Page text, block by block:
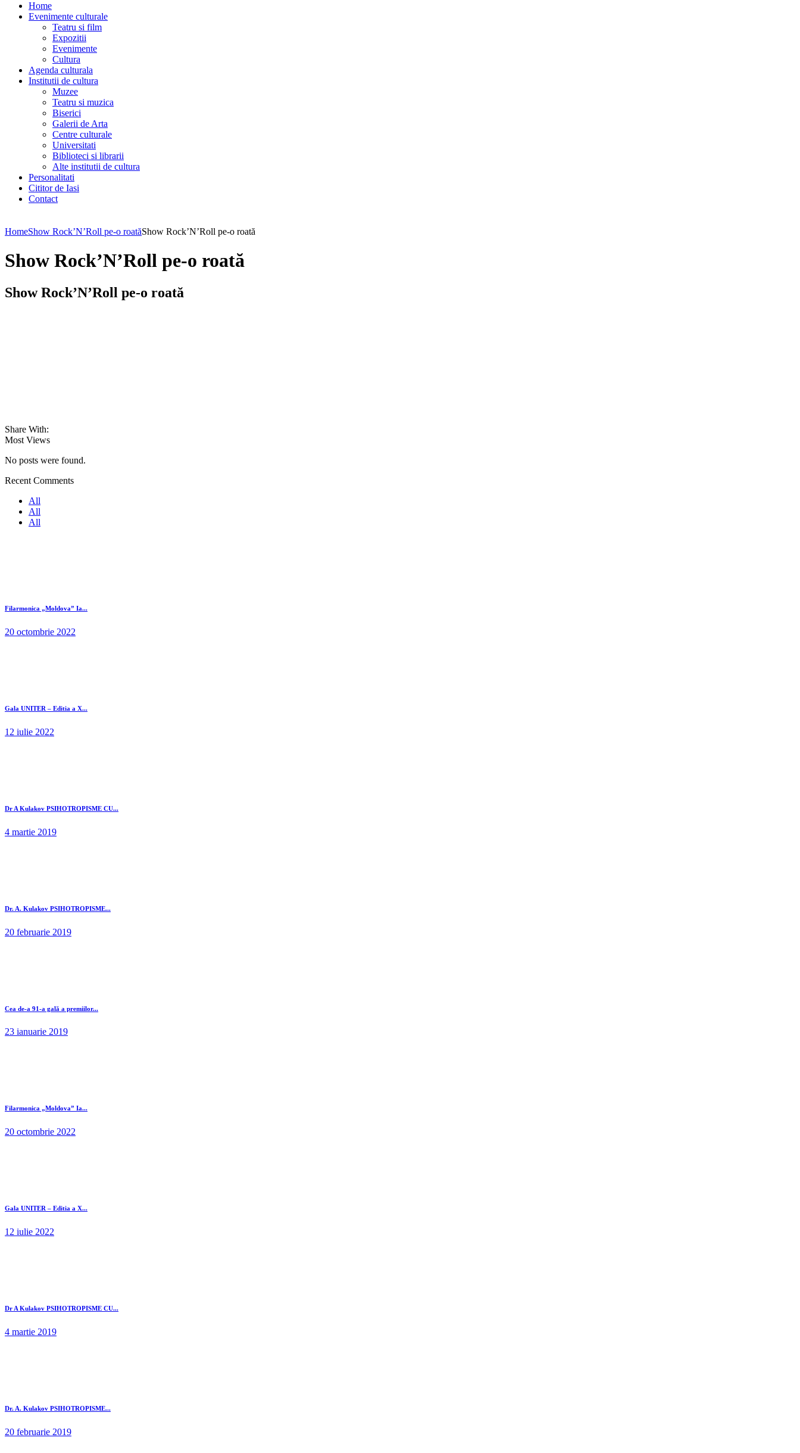
Home
Evenimente culturale
Teatru si film
Expozitii
Evenimente
Cultura
Agenda culturala
Institutii de cultura
Muzee
Teatru si muzica
Biserici
Galerii de Arta
Centre culturale
Universitati
Biblioteci si librarii
Alte institutii de cultura
Personalitati
Cititor de Iasi
Contact
HomeShow Rock’N’Roll pe-o roatăShow Rock’N’Roll pe-o roată
Show Rock’N’Roll pe-o roată
Show Rock’N’Roll pe-o roată
Share With:
Most Views
No posts were found.
Recent Comments
All
All
All
Filarmonica „Moldova” Ia...
20 octombrie 2022
Gala UNITER – Editia a X...
12 iulie 2022
Dr A Kulakov PSIHOTROPISME CU...
4 martie 2019
Dr. A. Kulakov PSIHOTROPISME...
20 februarie 2019
Cea de-a 91-a gală a premiilor...
23 ianuarie 2019
Filarmonica „Moldova” Ia...
20 octombrie 2022
Gala UNITER – Editia a X...
12 iulie 2022
Dr A Kulakov PSIHOTROPISME CU...
4 martie 2019
Dr. A. Kulakov PSIHOTROPISME...
20 februarie 2019